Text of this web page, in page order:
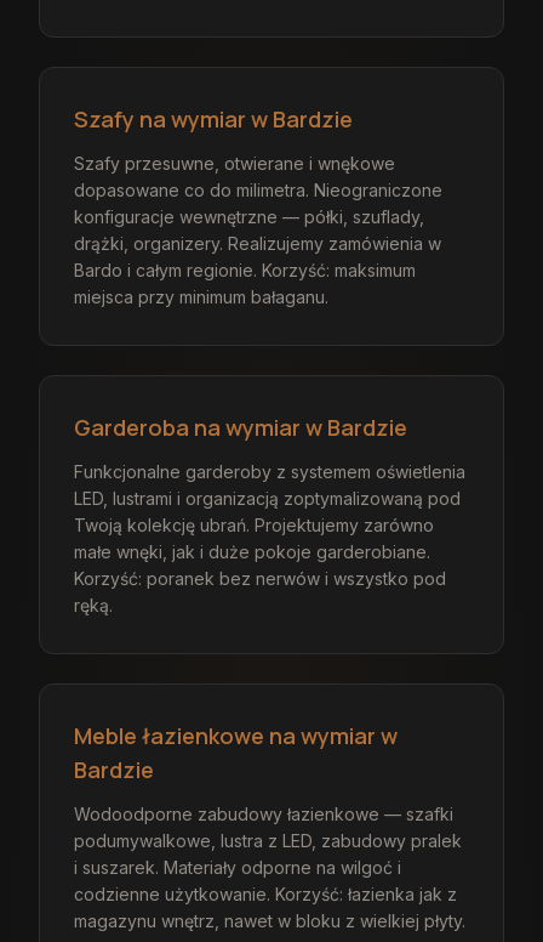
Szafy na wymiar w Bardzie
Szafy przesuwne, otwierane i wnękowe
dopasowane co do milimetra. Nieograniczone
konfiguracje wewnętrzne — półki, szuflady,
drążki, organizery. Realizujemy zamówienia w
Bardo i całym regionie. Korzyść: maksimum
miejsca przy minimum bałaganu.
Garderoba na wymiar w Bardzie
Funkcjonalne garderoby z systemem oświetlenia
LED, lustrami i organizacją zoptymalizowaną pod
Twoją kolekcję ubrań. Projektujemy zarówno
małe wnęki, jak i duże pokoje garderobiane.
Korzyść: poranek bez nerwów i wszystko pod
ręką.
Meble łazienkowe na wymiar w
Bardzie
Wodoodporne zabudowy łazienkowe — szafki
podumywalkowe, lustra z LED, zabudowy pralek
i suszarek. Materiały odporne na wilgoć i
codzienne użytkowanie. Korzyść: łazienka jak z
magazynu wnętrz, nawet w bloku z wielkiej płyty.